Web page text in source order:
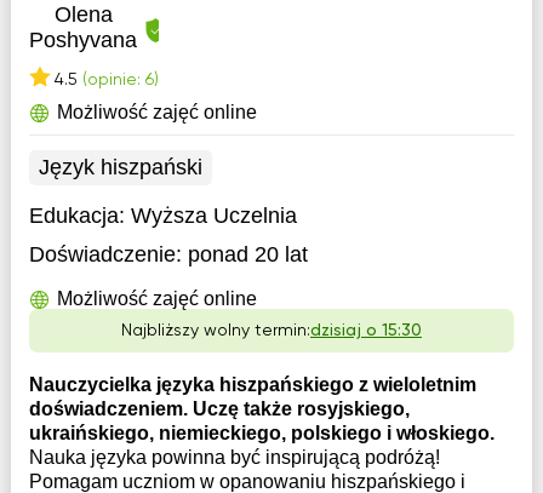
Olena
Poshyvana
4.5 (opinie: 6)
Możliwość zajęć online
Język hiszpański
Edukacja: Wyższa Uczelnia
Doświadczenie: ponad 20 lat
Możliwość zajęć online
Najbliższy wolny termin:dzisiaj o 15:30
Nauczycielka języka hiszpańskiego z wieloletnim
doświadczeniem. Uczę także rosyjskiego,
ukraińskiego, niemieckiego, polskiego i włoskiego.
Nauka języka powinna być inspirującą podróżą!
Pomagam uczniom w opanowaniu hiszpańskiego i